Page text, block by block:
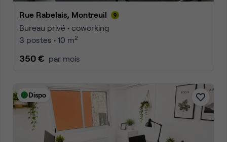
Rue Rabelais, Montreuil
Bureau privé • coworking
3 postes • 10 m2
350 € par mois
Dispo